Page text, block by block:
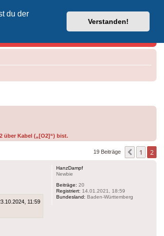
du der
Verstanden!
Vodafone-Kabel-Helpdesk
über Kabel („[O2]“) bist.
19 Beiträge 1 2
HanzDampf
Newbie
Beiträge: 20
Registriert: 14.01.2021, 18:59
Bundesland: Baden-Württemberg
11:59